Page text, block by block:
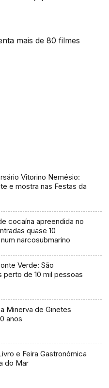
mais de 80 filmes
Vitorino Nemésio:
e mostra nas Festas da
cocaína apreendida no
quase 10
narcosubmarino
Verde: São
perto de 10 mil pessoas
Minerva de Ginetes
anos
e Feira Gastronómica
do Mar